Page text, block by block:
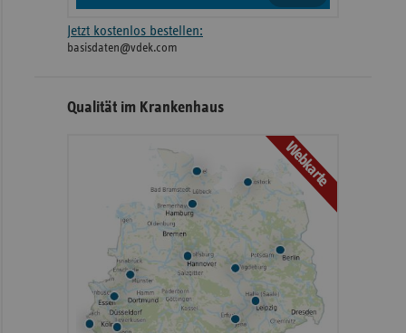
Jetzt kostenlos bestellen:
basisdaten@vdek.com
Qualität im Krankenhaus
Webkarte